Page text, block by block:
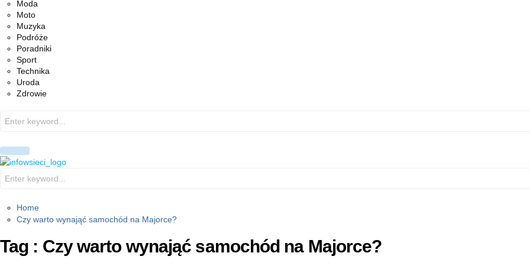
Moda
Moto
Muzyka
Podróże
Poradniki
Sport
Technika
Uroda
Zdrowie
for:
PRIMARY
for:
Home
Czy warto wynająć samochód na Majorce?
Tag : Czy warto wynająć samochód na Majorce?